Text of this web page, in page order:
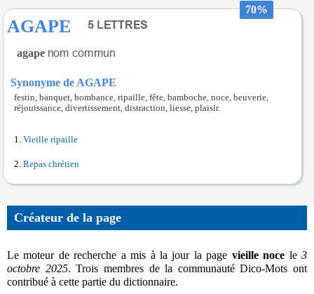
70%
AGAPE
agape
Synonyme de AGAPE
festin, banquet, bombance, ripaille, fête, bamboche, noce, beuverie,
réjouissance, divertissement, distraction, liesse, plaisir.
Vieille ripaille
Repas chrétien
Créateur de la page
Le moteur de recherche a mis à la jour la page vieille noce le3
octobre 2025. Trois membres de la communauté Dico-Mots ont
contribué à cette partie du dictionnaire.